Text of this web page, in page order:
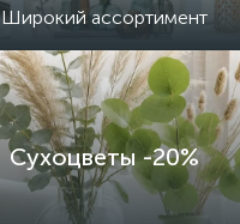
Широкий ассортимент
Сухоцветы -20%